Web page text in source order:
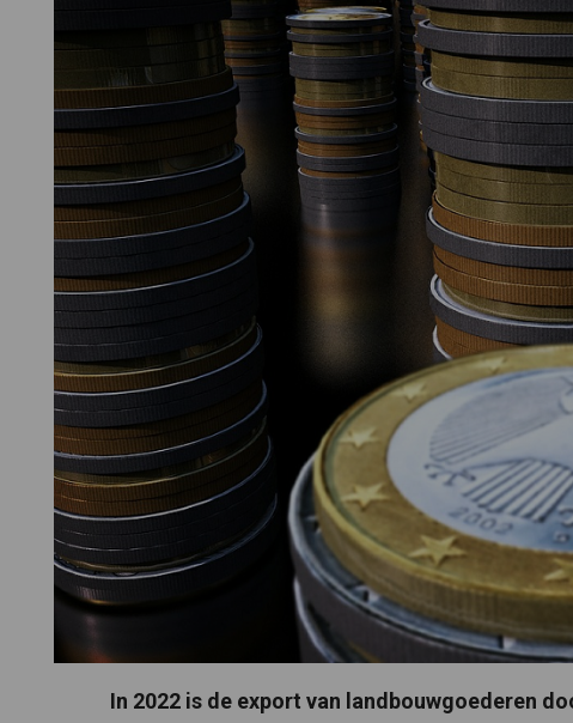
In 2022 is de export van landbouwgoederen